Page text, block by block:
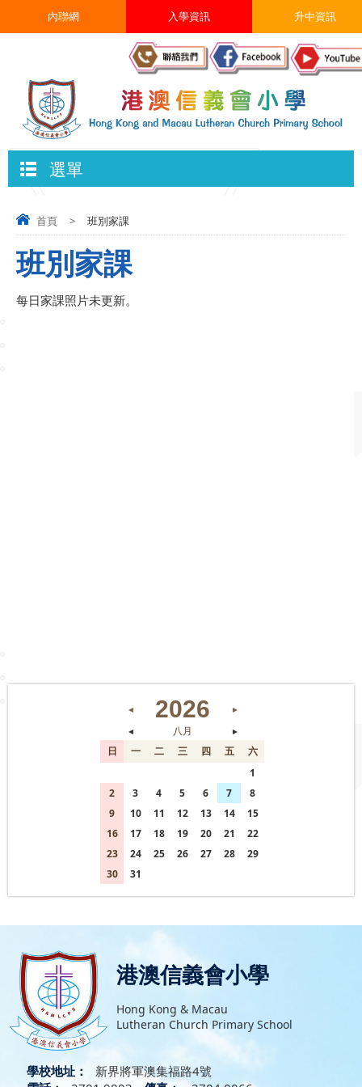
升中資訊
入學資訊
內聯網
選單
首頁 > 班別家課
班別家課
每日家課照片未更新。
◄ 2026
►
◄
八月 ►
日 一 二 三 四 五
六
1
2
3 4 5 6 7
8
9
10 11 12 13 14
15
16
17 18 19 20 21
22
23
24 25 26 27 28
29
30
31
港澳信義會小學
Hong Kong & Macau
Lutheran Church Primary School
學校地址：
新界將軍澳集福路4號